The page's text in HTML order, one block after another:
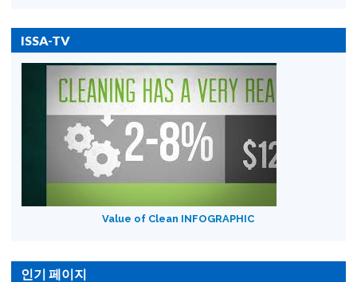
ISSA-TV
Value of Clean INFOGRAPHIC
인기 페이지